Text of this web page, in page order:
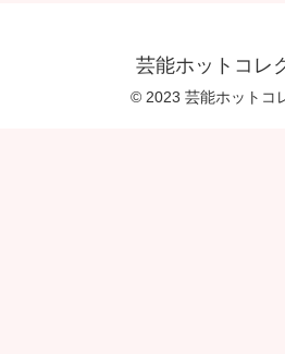
芸能ホットコレ
© 2023 芸能ホットコ